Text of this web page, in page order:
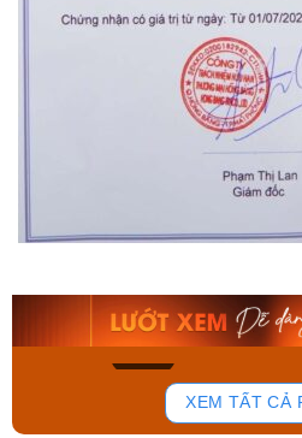
136
Orient Nam RA-
Mua ngay
XEM TẤT CẢ